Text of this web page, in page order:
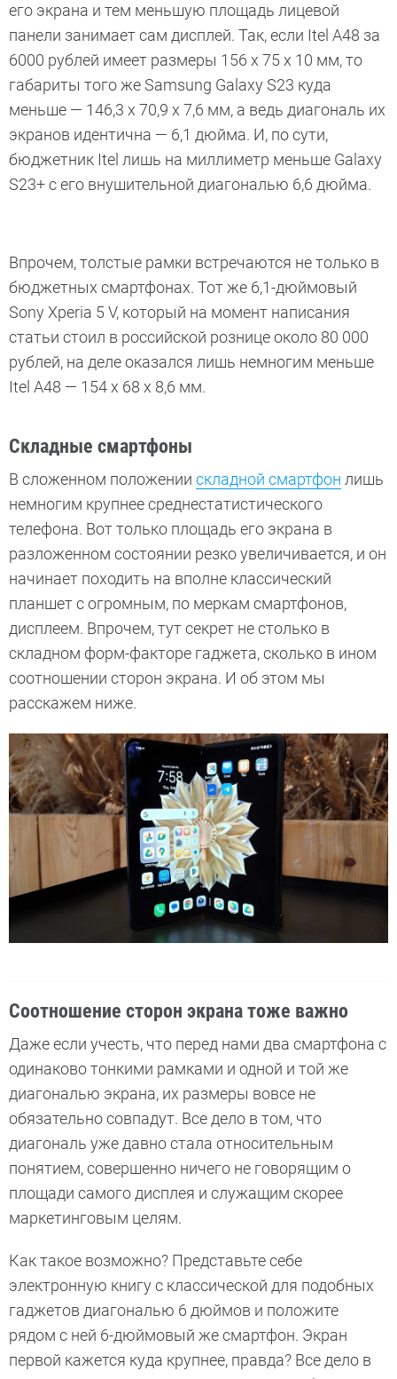
его экрана и тем меньшую площадь лицевой
панели занимает сам дисплей. Так, если Itel A48 за
6000 рублей имеет размеры 156 х 75 х 10 мм, то
габариты того же Samsung Galaxy S23 куда
меньше — 146,3 x 70,9 x 7,6 мм, а ведь диагональ их
экранов идентична — 6,1 дюйма. И, по сути,
бюджетник Itel лишь на миллиметр меньше Galaxy
S23+ с его внушительной диагональю 6,6 дюйма.
Впрочем, толстые рамки встречаются не только в
бюджетных смартфонах. Тот же 6,1-дюймовый
Sony Xperia 5 V, который на момент написания
статьи стоил в российской рознице около 80 000
рублей, на деле оказался лишь немногим меньше
Itel A48 — 154 х 68 х 8,6 мм.
Складные смартфоны
В сложенном положении складной смартфон лишь
немногим крупнее среднестатистического
телефона. Вот только площадь его экрана в
разложенном состоянии резко увеличивается, и он
начинает походить на вполне классический
планшет с огромным, по меркам смартфонов,
дисплеем. Впрочем, тут секрет не столько в
складном форм-факторе гаджета, сколько в ином
соотношении сторон экрана. И об этом мы
расскажем ниже.
Соотношение сторон экрана тоже важно
Даже если учесть, что перед нами два смартфона с
одинаково тонкими рамками и одной и той же
диагональю экрана, их размеры вовсе не
обязательно совпадут. Все дело в том, что
диагональ уже давно стала относительным
понятием, совершенно ничего не говорящим о
площади самого дисплея и служащим скорее
маркетинговым целям.
Как такое возможно? Представьте себе
электронную книгу с классической для подобных
гаджетов диагональю 6 дюймов и положите
рядом с ней 6-дюймовый же смартфон. Экран
первой кажется куда крупнее, правда? Все дело в